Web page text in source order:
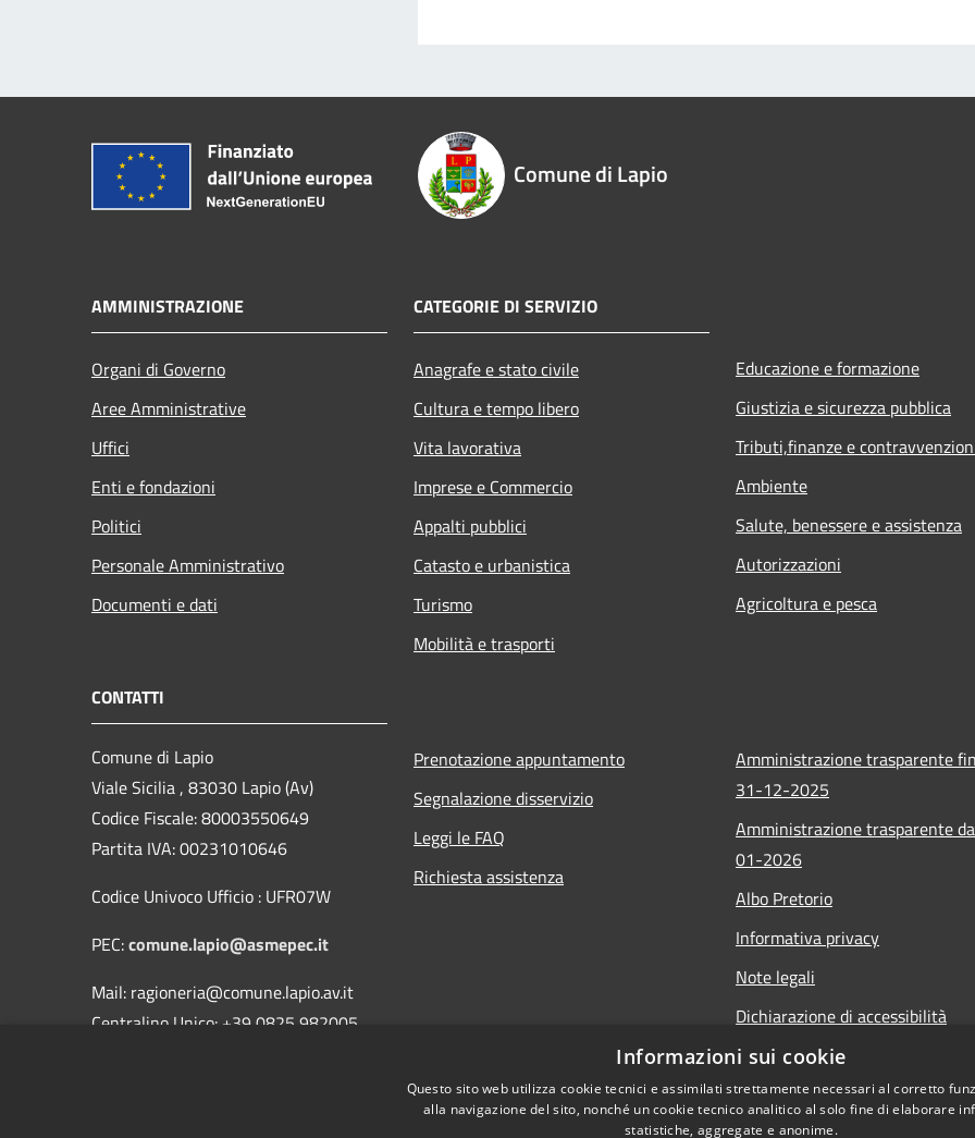
Comune di Lapio
AMMINISTRAZIONE
Organi di Governo
Aree Amministrative
Uffici
Enti e fondazioni
Politici
Personale Amministrativo
Documenti e dati
CATEGORIE DI SERVIZIO
Anagrafe e stato civile
Cultura e tempo libero
Vita lavorativa
Imprese e Commercio
Appalti pubblici
Catasto e urbanistica
Turismo
Mobilità e trasporti
Educazione e formazione
Giustizia e sicurezza pubblica
Tributi,finanze e
Ambiente
Salute, benessere e assistenza
Autorizzazioni
Agricoltura e pesca
CONTATTI
Comune di Lapio
Viale Sicilia , 83030 Lapio (Av)
Codice Fiscale: 80003550649
Partita IVA: 00231010646
Codice Univoco Ufficio : UFR07W
PEC:comune.lapio@asmepec.it
Mail: ragioneria@comune.lapio.av.it
Centralino Unico: +39 0825 982005
Prenotazione appuntamento
Segnalazione disservizio
Leggi le FAQ
Richiesta assistenza
Amministrazione trasparente
31-12-2025
Amministrazione trasparente
01-2026
Albo Pretorio
Informativa privacy
Note legali
Dichiarazione di accessibilità
Informazioni sui cookie
Questo sito web utilizza cookie tecnici e assimilati strettamente necessari al corretto
alla navigazione del sito, nonché un cookie tecnico analitico al solo fine di elaborare
statistiche, aggregate e anonime.